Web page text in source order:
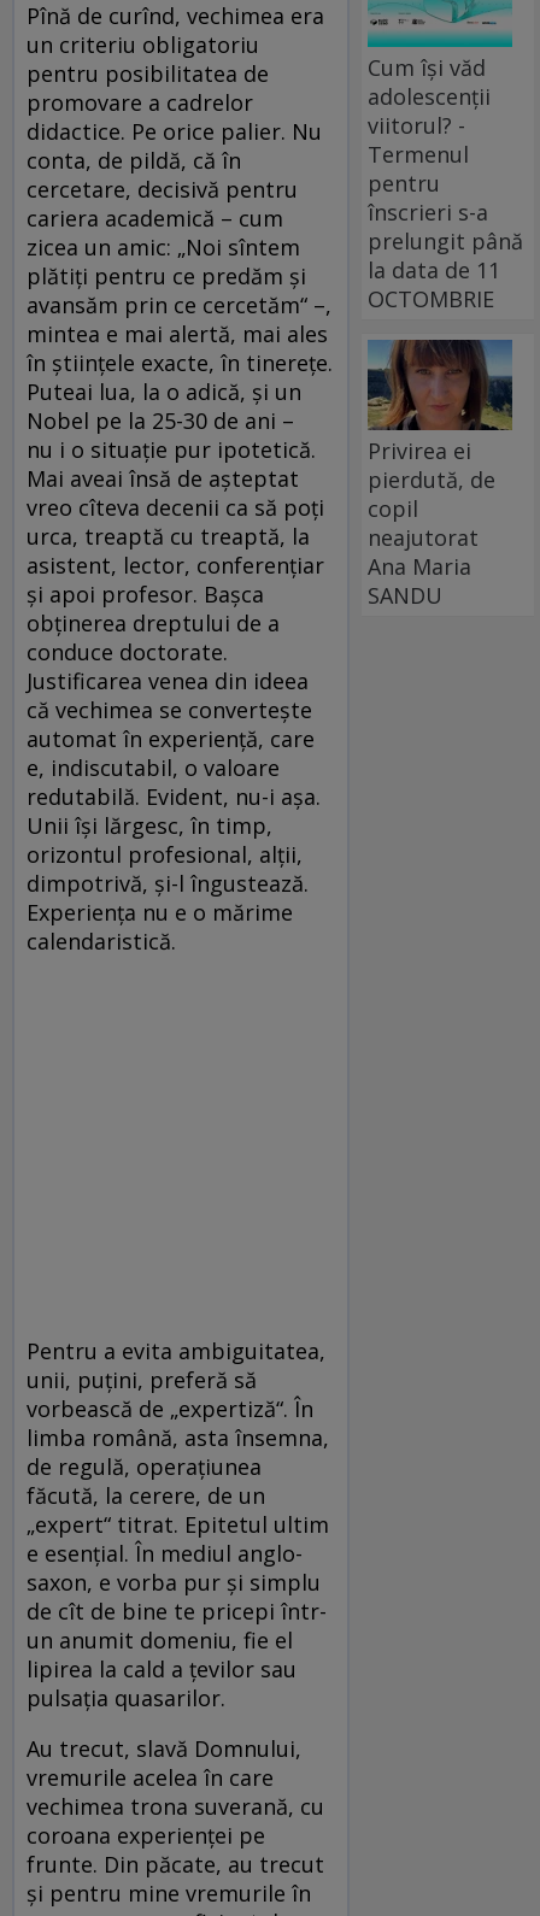
Pînă de curînd, vechimea era
un criteriu obligatoriu
pentru posibilitatea de
promovare a cadrelor
didactice. Pe orice palier. Nu
conta, de pildă, că în
cercetare, decisivă pentru
cariera academică – cum
zicea un amic: „Noi sîntem
plătiţi pentru ce predăm şi
avansăm prin ce cercetăm“ –,
mintea e mai alertă, mai ales
în ştiinţele exacte, în tinereţe.
Puteai lua, la o adică, şi un
Nobel pe la 25-30 de ani –
nu i o situaţie pur ipotetică.
Mai aveai însă de aşteptat
vreo cîteva decenii ca să poţi
urca, treaptă cu treaptă, la
asistent, lector, conferenţiar
şi apoi profesor. Başca
obţinerea dreptului de a
conduce doctorate.
Justificarea venea din ideea
că vechimea se converteşte
automat în experienţă, care
e, indiscutabil, o valoare
redutabilă. Evident, nu-i aşa.
Unii îşi lărgesc, în timp,
orizontul profesional, alţii,
dimpotrivă, şi-l îngustează.
Experienţa nu e o mărime
calendaristică.
Pentru a evita ambiguitatea,
unii, puţini, preferă să
vorbească de „expertiză“. În
limba română, asta însemna,
de regulă, operaţiunea
făcută, la cerere, de un
„expert“ titrat. Epitetul ultim
e esenţial. În mediul anglo-
saxon, e vorba pur şi simplu
de cît de bine te pricepi într-
un anumit domeniu, fie el
lipirea la cald a ţevilor sau
pulsaţia quasarilor.
Au trecut, slavă Domnului,
vremurile acelea în care
vechimea trona suverană, cu
coroana experienţei pe
frunte. Din păcate, au trecut
şi pentru mine vremurile în
Cum își văd
adolescenții
viitorul? -
Termenul
pentru
înscrieri s-a
prelungit până
la data de 11
OCTOMBRIE
Privirea ei
pierdută, de
copil
neajutorat
Ana Maria
SANDU